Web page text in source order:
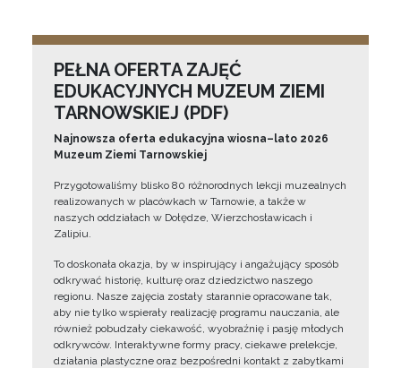
PEŁNA OFERTA ZAJĘĆ
EDUKACYJNYCH MUZEUM ZIEMI
TARNOWSKIEJ (PDF)
Najnowsza oferta edukacyjna wiosna–lato 2026
Muzeum Ziemi Tarnowskiej
Przygotowaliśmy blisko 80 różnorodnych lekcji muzealnych
realizowanych w placówkach w Tarnowie, a także w
naszych oddziałach w Dołędze, Wierzchosławicach i
Zalipiu.
To doskonała okazja, by w inspirujący i angażujący sposób
odkrywać historię, kulturę oraz dziedzictwo naszego
regionu. Nasze zajęcia zostały starannie opracowane tak,
aby nie tylko wspierały realizację programu nauczania, ale
również pobudzały ciekawość, wyobraźnię i pasję młodych
odkrywców. Interaktywne formy pracy, ciekawe prelekcje,
działania plastyczne oraz bezpośredni kontakt z zabytkami